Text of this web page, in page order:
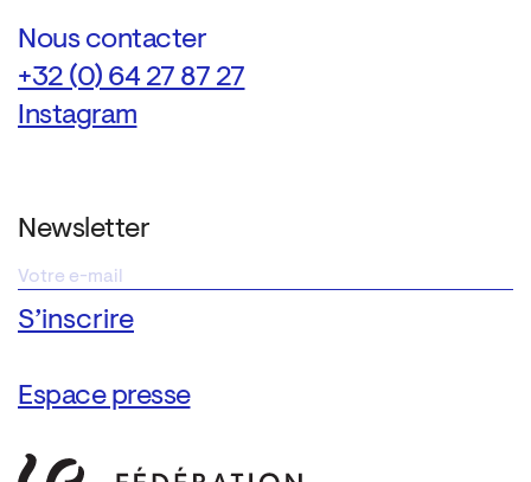
Nous contacter
+32 (0) 64 27 87 27
Instagram
Newsletter
Espace presse